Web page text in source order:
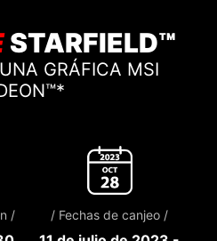
STARFIELD™
GRÁFICA MSI
/ / Fechas de canjeo /